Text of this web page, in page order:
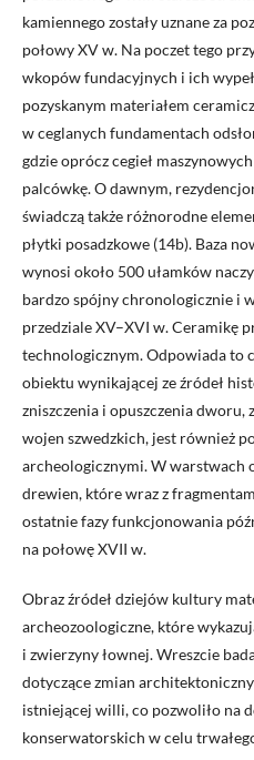
kamiennego zostały uznane za
połowy XV w. Na poczet tego
wkopów fundacyjnych i ich
pozyskanym materiałem
w ceglanych fundamentach
gdzie oprócz cegieł
palcówkę. O dawnym,
świadczą także różnorodne
płytki posadzkowe (14b). Baza
wynosi około 500 ułamków
bardzo spójny chronologicznie i
przedziale XV–XVI w. Ceramikę
technologicznym. Odpowiada
obiektu wynikającej ze źródeł
zniszczenia i opuszczenia dworu,
wojen szwedzkich, jest również
archeologicznymi. W warstwach
drewien, które wraz z
ostatnie fazy funkcjonowania
na połowę XVII w.
Obraz źródeł dziejów kultury
archeozoologiczne, które
i zwierzyny łownej. Wreszcie
dotyczące zmian
istniejącej willi, co pozwoliło na
konserwatorskich w celu